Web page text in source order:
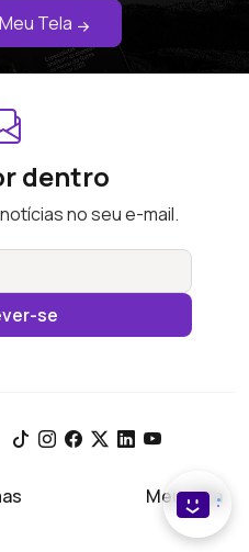
Tela
dentro
no seu e-mail.
se
Meu Tela